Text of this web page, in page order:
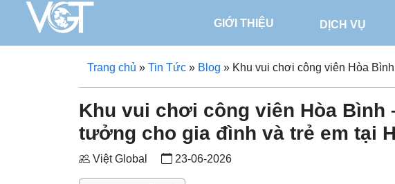
GIỚI THIỆU DỊCH VỤ
Trang chủ » Tin Tức » Blog » Khu vui chơi công viên Hòa
Khu vui chơi công viên Hòa Bình
tưởng cho gia đình và trẻ em tại
Việt Global 23-06-2026